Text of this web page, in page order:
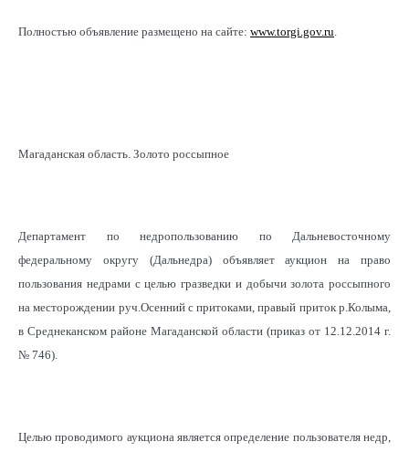
Полностью объявление размещено на сайте: www.torgi.gov.ru
Магаданская область. Золото россыпное
Департамент по недропользованию по Дальневосточному
федеральному округу (Дальнедра) объявляет аукцион на право
пользования недрами с целью гразведки и добычи золота россыпного
на месторождении руч.Осенний с притоками, правый приток р.Колыма,
в Среднеканском районе Магаданской области (приказ от 12.12.2014 г.
№ 746).
Целью проводимого аукциона является определение пользователя недр,